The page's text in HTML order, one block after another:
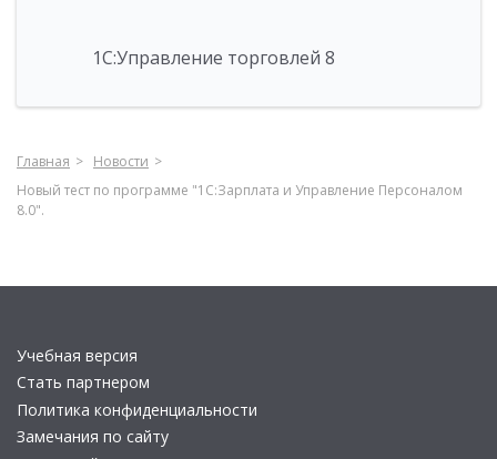
1С:Управление торговлей 8
Главная
Новости
Новый тест по программе "1С:Зарплата и Управление Персоналом
8.0".
Учебная версия
Стать партнером
Политика конфиденциальности
Замечания по сайту